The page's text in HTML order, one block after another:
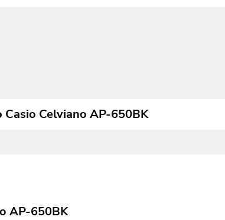
Celviano AP-650BK
AP-650BK